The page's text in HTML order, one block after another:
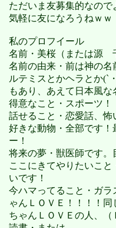
ただいま友募集的なので
気軽に友になろうねｗｗ
私のプロフイール
名前・美桜（または源
名前の由来・前は神の
ルテミスとかヘラとか(`
もあり、あえて日本風な
得意なこと・スポーツ！
話せること・恋愛話、怖
好きな動物・全部です！
ー！
将来の夢・獣医師です。
ここにきてやりたいこ
いです！
今ハマってること・ガラ
ゃんＬＯＶＥ！
ちゃんＬＯＶＥの人、